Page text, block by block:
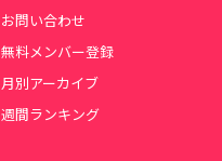
お問い合わせ
無料メンバー登録
月別アーカイブ
週間ランキング